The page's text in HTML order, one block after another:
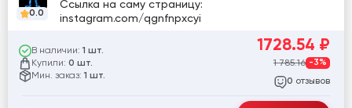
0.0
Ссылка на саму страницу:
instagram.com/qgnfnpxcyi
В наличии: 1 шт.
Купили: 0 шт.
Мин. заказ: 1 шт.
1728.54 ₽
1 785.16 -3%
0 отзывов